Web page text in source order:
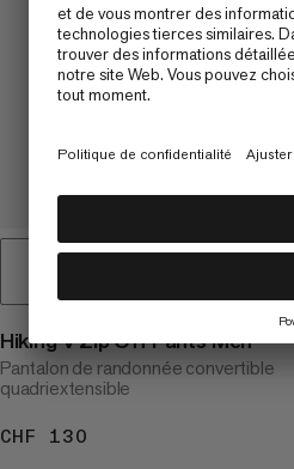
Hiking V Zip Off Pants Men
Pantalon de randonnée convertible
quadriextensible
CHF 130